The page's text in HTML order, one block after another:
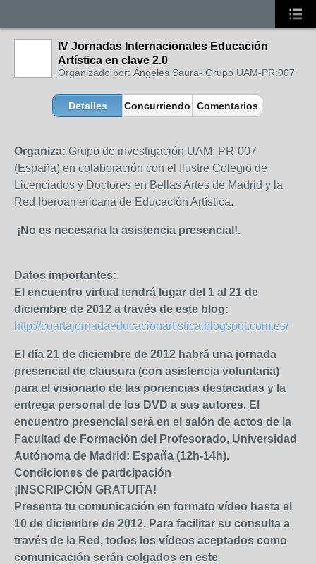
IV Jornadas Internacionales Educación
Artística en clave 2.0
Organizado por: Ángeles Saura- Grupo UAM-PR:007
Detalles Concurriendo Comentarios
Organiza: Grupo de investigación UAM: PR-007
(España) en colaboración con el Ilustre Colegio de
Licenciados y Doctores en Bellas Artes de Madrid y la
Red Iberoamericana de Educación Artística.
¡No es necesaria la asistencia presencial!.
Datos importantes:
El encuentro virtual tendrá lugar del 1 al 21 de
diciembre de 2012 a través de este blog:
http://cuartajornadaeducacionartistica.blogspot.com.es/
El día 21 de diciembre de 2012 habrá una jornada
presencial de clausura (con asistencia voluntaria)
para el visionado de las ponencias destacadas y la
entrega personal de los DVD a sus autores. El
encuentro presencial será en el salón de actos de la
Facultad de Formación del Profesorado, Universidad
Autónoma de Madrid; España (12h-14h).
Condiciones de participación
¡INSCRIPCIÓN GRATUITA!
Presenta tu comunicación en formato vídeo hasta el
10 de diciembre de 2012. Para facilitar su consulta a
través de la Red, todos los vídeos aceptados como
comunicación serán colgados en este